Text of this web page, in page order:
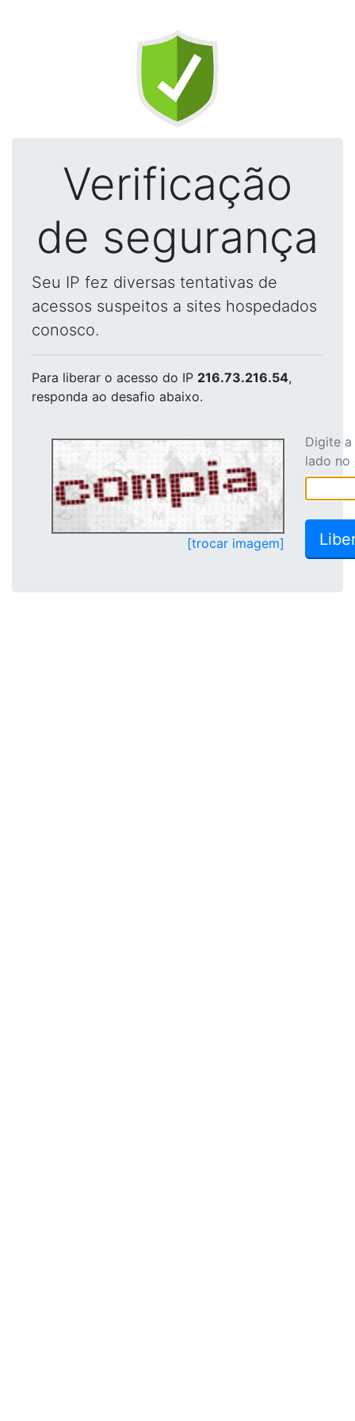
Verificação
de segurança
Seu IP fez diversas tentativas de
acessos suspeitos a sites hospedados
conosco.
Para liberar o acesso do IP 216.73.216.54,
responda ao desafio abaixo.
[trocar imagem]
Digite
lado no